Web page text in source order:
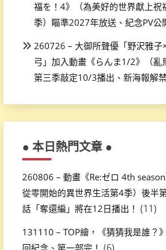
福を！4》（為美好的世界獻上祝
季）瞄準2027年放送、紀念PV公
260726 – 大御所聲優「野沢雅子
弓」加入動畫《らんま1/2》（亂
第三季敲定10/3播出、新海報解禁
● 本日熱門文章 ●
260806 – 動畫《Re:ゼロ 4th
從零開始的異世界生活第4季）後半
話「奪還編」將在12日播出！ (11)
131110 – TOP繪，《猜猜我是誰？
回紀念、第一部完！